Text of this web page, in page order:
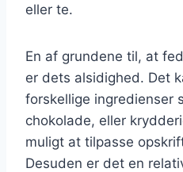
eller te.
En af grundene til, at
er dets alsidighed. Det
forskellige ingredienser
chokolade, eller
muligt at tilpasse
Desuden er det en